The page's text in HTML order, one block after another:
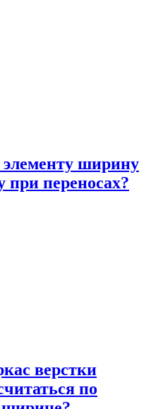
ширину
при переносах?
верстки
по